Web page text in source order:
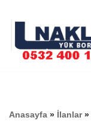
geç
Anasayfa » İlanlar»